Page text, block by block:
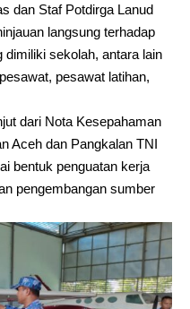
dan Staf Potdirga Lanud
langsung terhadap
dimiliki sekolah, antara lain
pesawat latihan,
dari Nota Kesepahaman
Aceh dan Pangkalan TNI
bentuk penguatan kerja
pengembangan sumber